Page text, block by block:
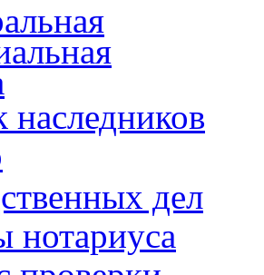
наследников
дел
нотариуса